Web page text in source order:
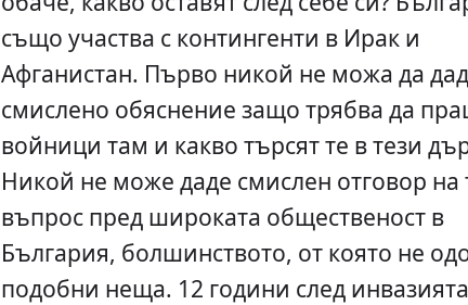
също участва с контингенти в Ирак и
Афганистан. Първо никой не можа да
смислено обяснение защо трябва да
войници там и какво търсят те в тези
Никой не може даде смислен отговор на
въпрос пред широката общественост в
България, болшинството, от която не
подобни неща. 12 години след